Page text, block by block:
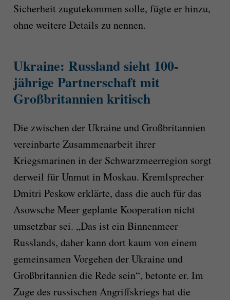
Sicherheit zugutekommen solle, fügte er hinzu,
ohne weitere Details zu nennen.
Ukraine: Russland sieht 100-
jährige Partnerschaft mit
Großbritannien kritisch
Die zwischen der Ukraine und Großbritannien
vereinbarte Zusammenarbeit ihrer
Kriegsmarinen in der Schwarzmeerregion sorgt
derweil für Unmut in Moskau. Kremlsprecher
Dmitri Peskow erklärte, dass die auch für das
Asowsche Meer geplante Kooperation nicht
umsetzbar sei. „Das ist ein Binnenmeer
Russlands, daher kann dort kaum von einem
gemeinsamen Vorgehen der Ukraine und
Großbritannien die Rede sein“, betonte er. Im
Zuge des russischen Angriffskriegs hat die